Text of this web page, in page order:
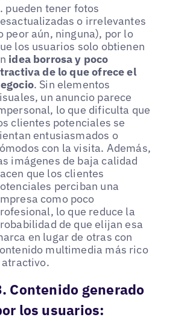
pueden tener fotos
o irrelevantes
peor aún, ninguna), por lo
los usuarios solo obtienen
idea borrosa y poco
de lo que ofrece el
. Sin elementos
un anuncio parece
lo que dificulta que
clientes potenciales se
entusiasmados o
con la visita. Además,
imágenes de baja calidad
que los clientes
perciban una
como poco
lo que reduce la
de que elijan esa
en lugar de otras con
multimedia más rico
atractivo.
Contenido generado
los usuarios: